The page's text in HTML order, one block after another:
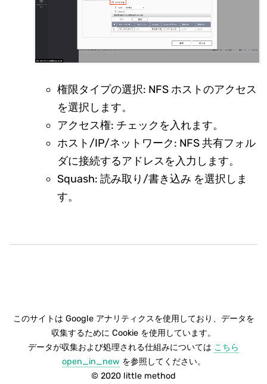
権限タイプの選択: NFS ホストのアクセス
を選択します。
アクセス権: チェックを入れます。
ホスト/IP/ネットワーク: NFS 共有フォル
ダに接続するアドレスを入力します。
Squash: 読み取り/書き込み を選択しま
す。
このサイトは Google アナリティクスを使用しており、データを
収集するために Cookie を使用しています。
データが収集および処理される仕組みについては こちら
open_in_new を参照してください。
© 2020 little method